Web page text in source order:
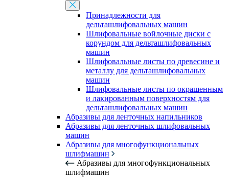
Принадлежности для
дельташлифовальных машин
Шлифовальные войлочные диски с
корундом для дельташлифовальных
машин
Шлифовальные листы по древесине и
металлу для дельташлифовальных
машин
Шлифовальные листы по окрашенным
и лакированным поверхностям для
дельташлифовальных машин
Абразивы для ленточных напильников
Абразивы для ленточных шлифовальных
машин
Абразивы для многофункциональных
шлифмашин
Абразивы для многофункциональных
шлифмашин